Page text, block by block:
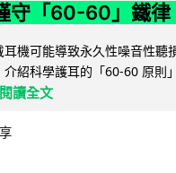
守「60-60」鐵律
機可能導致永久性噪音性聽
介紹科學護耳的「60-60 原則
閱讀全文